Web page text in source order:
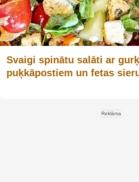
Svaigi spinātu salāti ar
puķkāpostiem un fetas
Reklāma